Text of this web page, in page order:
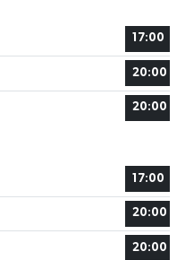
17:00
20:00
20:00
17:00
20:00
20:00